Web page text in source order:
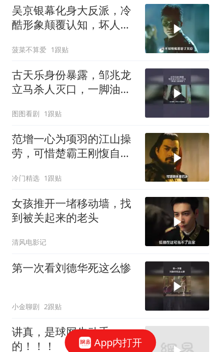
吴京银幕化身大反派，冷
酷形象颠覆认知，坏人模
菠菜不算爱 1跟贴
古天乐身份暴露，邹兆龙
立马杀人灭口，一脚油门
图图看剧 1跟贴
范增一心为项羽的江山操
劳，可惜楚霸王刚愎自
冷门精选 1跟贴
女孩推开一堵移动墙，找
到被关起来的老头
清风电影记
第一次看刘德华死这么惨
小金聊剧 2跟贴
讲真，是球网先动手
的！！！
App内打开